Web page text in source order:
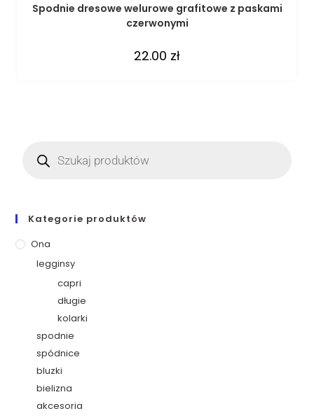
Spodnie dresowe welurowe grafitowe z paskami
czerwonymi
22.00 zł
Kategorie produktów
Ona
legginsy
capri
długie
kolarki
spodnie
spódnice
bluzki
bielizna
akcesoria